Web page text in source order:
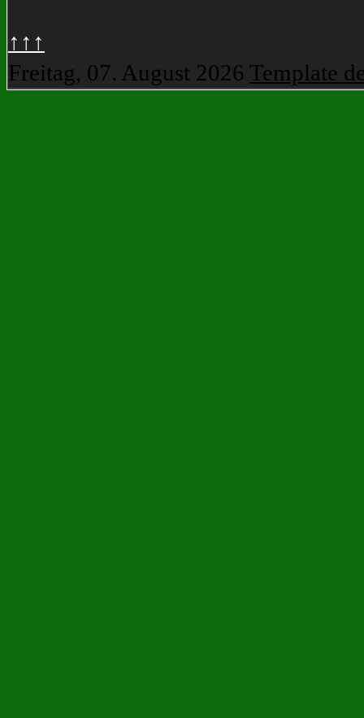
↑↑↑
Freitag, 07. August 2026 Template